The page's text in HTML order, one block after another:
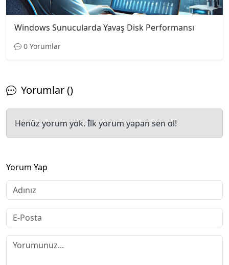
Windows Sunucularda Yavaş Disk Performansı
0 Yorumlar
Yorumlar ()
Henüz yorum yok. İlk yorum yapan sen ol!
Yorum Yap